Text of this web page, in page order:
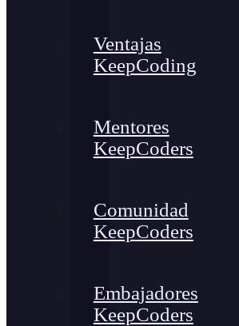
Ventajas
KeepCoding
Mentores
KeepCoders
Comunidad
KeepCoders
Embajadores
KeepCoders